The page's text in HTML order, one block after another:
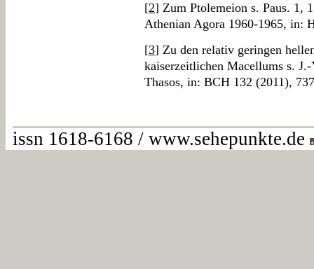
[2] Zum Ptolemeion s. Paus. 1,
Athenian Agora 1960-1965, in:
[3] Zu den relativ geringen
kaiserzeitlichen Macellums s.
Thasos, in: BCH 132 (2011),
issn 1618-6168 / www.sehepunkte.de